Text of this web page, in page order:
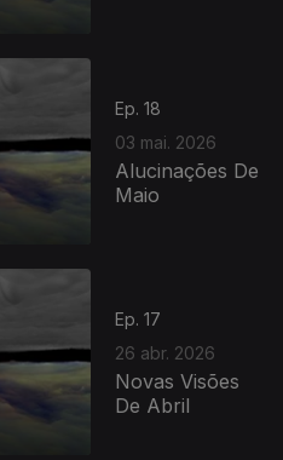
Ep. 18
03 mai. 2026
Alucinações De
Maio
Ep. 17
26 abr. 2026
Novas Visões
De Abril